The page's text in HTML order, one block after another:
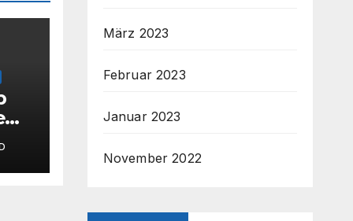
März 2023
Februar 2023
Januar 2023
November 2022